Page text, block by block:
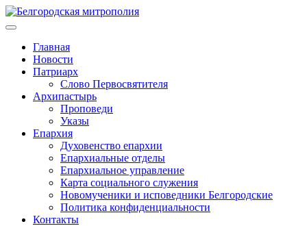
Главная
Новости
Патриарх
Слово Первосвятителя
Архипастырь
Проповеди
Указы
Епархия
Духовенство епархии
Епархиальные отделы
Епархиальное управление
Карта социального служения
Новомученики и исповедники Белгородские
Политика конфиденциальности
Контакты